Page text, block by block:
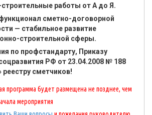
работы от А до Я.
сметно-договорной
— стабильное развитие
строительной сферы.
по профстандарту, Приказу
РФ от 23.04.2008 № 188
реестру сметчиков!
программа будет размещена не позднее, чем
мероприятия